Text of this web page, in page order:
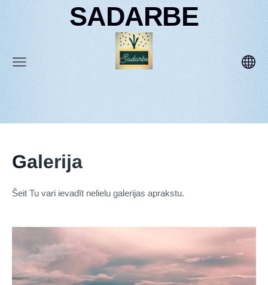
SADARBE
Galerija
Šeit Tu vari ievadīt nelielu galerijas aprakstu.